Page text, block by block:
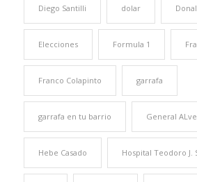
Diego Santilli dolar
Elecciones Formula 1
Franco Colapinto garrafa
garrafa en tu barrio General
Hebe Casado Hospital Teodoro J.